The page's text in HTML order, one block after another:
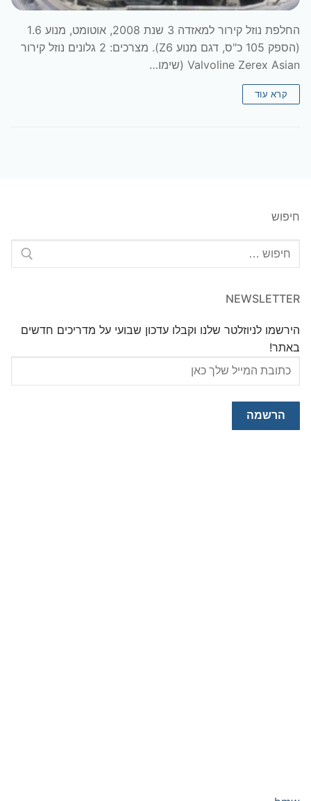
החלפת נוזל קירור למאזדה 3 שנת 2008, אוטומט, מנוע 1.6
(הספק 105 כ"ס, דגם מנוע Z6). מצרכים: 2 גלונים נוזל קירור
Valvoline Zerex Asian (שימו…
קרא עוד
חיפוש
NEWSLETTER
הירשמו לניוזלטר שלנו וקבלו עדכון שבועי על מדריכים חדשים
באתר!